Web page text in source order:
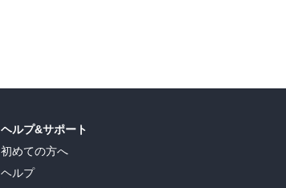
ヘルプ&サポート
初めての方へ
ヘルプ